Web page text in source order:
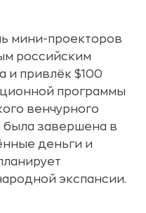
мини-проекторов
российским
и привлёк $100
программы
венчурного
была завершена в
деньги и
экспансии.